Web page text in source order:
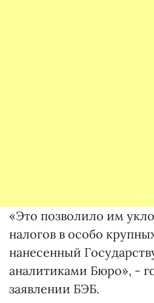
«Это позволило им
налогов в особо
нанесенный
аналитиками Бюро», -
заявлении БЭБ.